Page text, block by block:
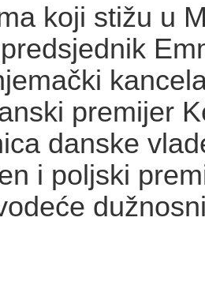
koji stižu u
premijer
danske
i poljski